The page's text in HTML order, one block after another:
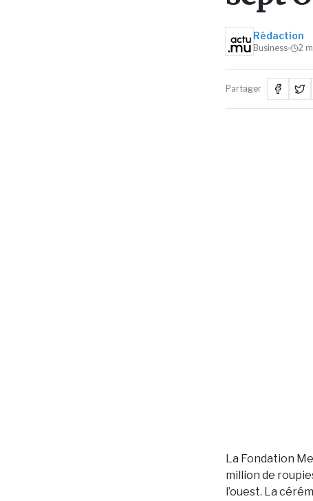
Rédaction
Business 2
Partager
La Fondation
million de
l’ouest. La